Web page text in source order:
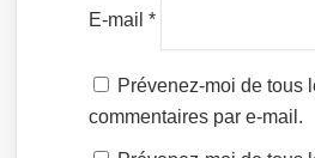
E-mail*
Prévenez-moi de tous
commentaires par e-mail.